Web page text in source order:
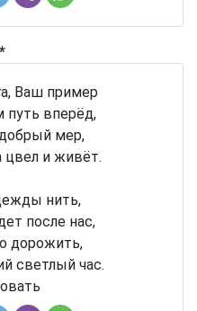
Ваш пример
вперёд,
мер,
цвел и живёт.
нить,
после нас,
дорожить,
светлый час.